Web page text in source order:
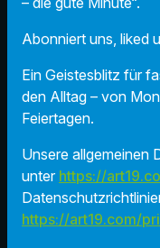
Abonniert uns, liked
Ein Geistesblitz für
den Alltag – von
Feiertagen.
Unsere allgemeinen
unter https://
https://art19.com/